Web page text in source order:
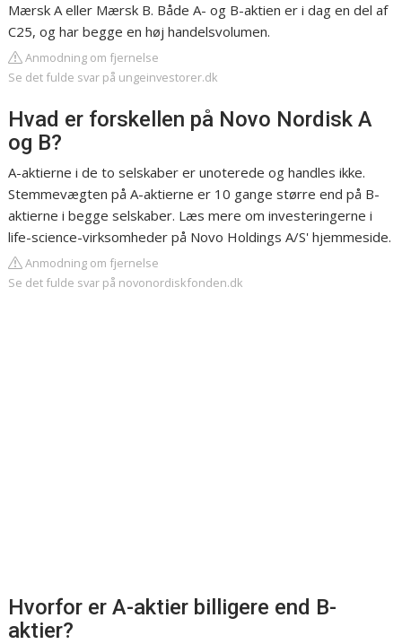
Mærsk A eller Mærsk B. Både A- og B-aktien er i dag en del af
C25, og har begge en høj handelsvolumen.
Anmodning om fjernelse
Se det fulde svar på ungeinvestorer.dk
Hvad er forskellen på Novo Nordisk A
og B?
A-aktierne i de to selskaber er unoterede og handles ikke.
Stemmevægten på A-aktierne er 10 gange større end på B-
aktierne i begge selskaber. Læs mere om investeringerne i
life-science-virksomheder på Novo Holdings A/S' hjemmeside.
Anmodning om fjernelse
Se det fulde svar på novonordiskfonden.dk
Hvorfor er A-aktier billigere end B-
aktier?